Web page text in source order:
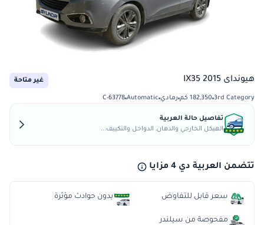
هيونداى IX35 2015 غير متاحة
3rd Category 182,350 كم رمادي Automatic
C-63778
تفاصيل حالة العربية
الهيكل الخارجي والدهان, الدواخل والتكييف...
تتضمن العربية دي 4 مزايا
سعر قابل للتفاوض
مفحوصة من سيلندر
بدون حوادث مؤثرة